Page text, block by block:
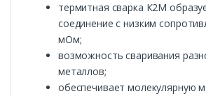
термитная сварка К2М
соединение с низким
мОм;
возможность сваривания
металлов;
обеспечивает молекулярную